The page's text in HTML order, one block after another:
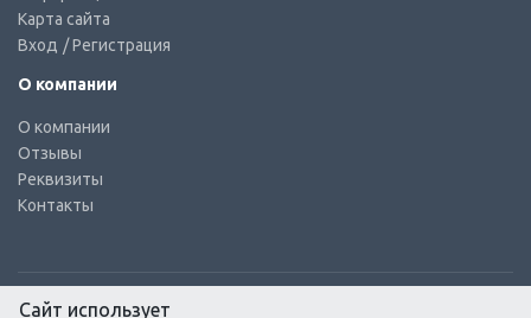
Карта сайта
Вход / Регистрация
О компании
О компании
Отзывы
Реквизиты
Контакты
Сайт использует